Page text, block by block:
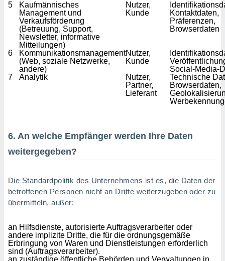
5
Kaufmännisches
Management und
Verkaufsförderung
(Betreuung, Support,
Newsletter, informative
Mitteilungen)
Nutzer,
Kunde
Kontaktdaten,
Präferenzen,
Browserdaten
6
Kommunikationsmanagement
(Web, soziale Netzwerke,
andere)
Nutzer,
Kunde
Social-Media-
7
Analytik
Nutzer,
Partner,
Lieferant
Technische
Browserdaten,
6. An welche Empfänger werden Ihre Daten
weitergegeben?
Die Standardpolitik des Unternehmens ist es, die Daten der
betroffenen Personen nicht an Dritte weiterzugeben oder zu
übermitteln, außer:
an Hilfsdienste, autorisierte Auftragsverarbeiter oder
andere implizite Dritte, die für die ordnungsgemäße
Erbringung von Waren und Dienstleistungen erforderlich
sind (Auftragsverarbeiter).
an zuständige öffentliche Behörden und Verwaltungen in